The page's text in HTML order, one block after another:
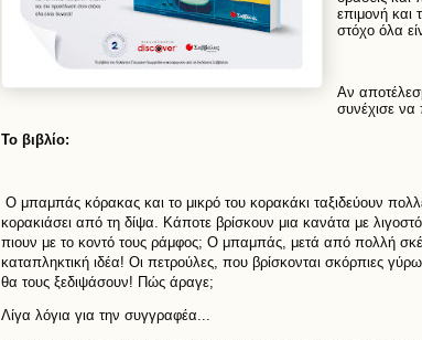
επιμονή και
στόχο όλα εί
Αν αποτέ
συνέχισε να
Το βιβλίο:
Ο μπαμπάς κόρακας και το μικρό του κορακάκι ταξιδεύουν πολλ
κορακιάσει από τη δίψα. Κάποτε βρίσκουν μια κανάτα με λιγοστό
πιουν με το κοντό τους ράμφος; Ο μπαμπάς, μετά από πολλή σκέ
καταπληκτική ιδέα! Οι πετρούλες, που βρίσκονται σκόρπιες γύρω
θα τους ξεδιψάσουν! Πώς άραγε;
Λίγα λόγια για την συγγραφέα...